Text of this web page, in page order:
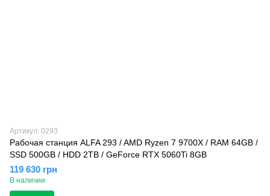
Артикул: 0293
Рабочая станция ALFA 293 / AMD Ryzen 7 9700X / RAM 64GB /
SSD 500GB / HDD 2TB / GeForce RTX 5060Ti 8GB
119 630 грн
В наличии